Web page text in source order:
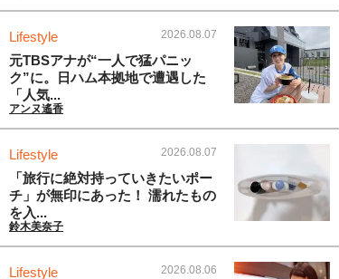
Lifestyle 2026.08.07
元TBSアナが“一人で猛パニッ
ク”に。日ハム本拠地で遭遇した
「人気...
アンヌ遙香
Lifestyle 2026.08.07
「旅行に絶対持っていきたいポー
チ」が無印にあった！ 濡れたもの
を入...
鈴木美奈子
Lifestyle 2026.08.06